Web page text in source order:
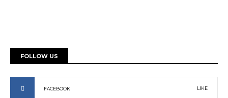
FOLLOW US
FACEBOOK LIKE